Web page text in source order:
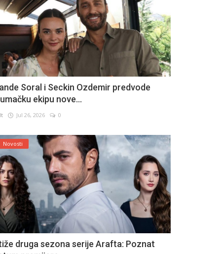
Soral i Seckin Ozdemir predvode
ekipu nove...
Jul 26, 2026 0
Novosti
druga sezona serije Arafta: Poznat